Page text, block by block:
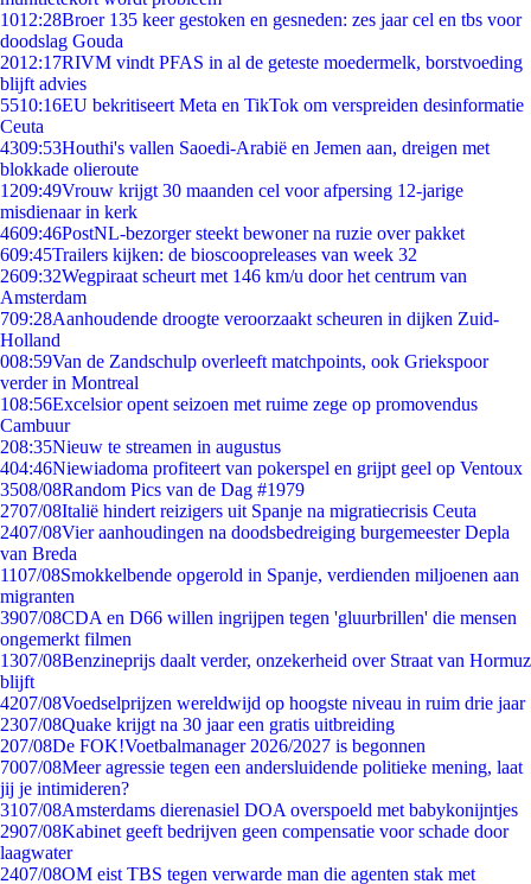
1012:28Broer 135 keer gestoken en gesneden: zes jaar cel en tbs voor
doodslag Gouda
2012:17RIVM vindt PFAS in al de geteste moedermelk, borstvoeding
blijft advies
5510:16EU bekritiseert Meta en TikTok om verspreiden desinformatie
Ceuta
4309:53Houthi's vallen Saoedi-Arabië en Jemen aan, dreigen met
blokkade olieroute
1209:49Vrouw krijgt 30 maanden cel voor afpersing 12-jarige
misdienaar in kerk
4609:46PostNL-bezorger steekt bewoner na ruzie over pakket
609:45Trailers kijken: de bioscoopreleases van week 32
2609:32Wegpiraat scheurt met 146 km/u door het centrum van
Amsterdam
709:28Aanhoudende droogte veroorzaakt scheuren in dijken Zuid-
Holland
008:59Van de Zandschulp overleeft matchpoints, ook Griekspoor
verder in Montreal
108:56Excelsior opent seizoen met ruime zege op promovendus
Cambuur
208:35Nieuw te streamen in augustus
404:46Niewiadoma profiteert van pokerspel en grijpt geel op Ventoux
3508/08Random Pics van de Dag #1979
2707/08Italië hindert reizigers uit Spanje na migratiecrisis Ceuta
2407/08Vier aanhoudingen na doodsbedreiging burgemeester Depla
van Breda
1107/08Smokkelbende opgerold in Spanje, verdienden miljoenen aan
migranten
3907/08CDA en D66 willen ingrijpen tegen 'gluurbrillen' die mensen
ongemerkt filmen
1307/08Benzineprijs daalt verder, onzekerheid over Straat van Hormuz
blijft
4207/08Voedselprijzen wereldwijd op hoogste niveau in ruim drie jaar
2307/08Quake krijgt na 30 jaar een gratis uitbreiding
207/08De FOK!Voetbalmanager 2026/2027 is begonnen
7007/08Meer agressie tegen een andersluidende politieke mening, laat
jij je intimideren?
3107/08Amsterdams dierenasiel DOA overspoeld met babykonijntjes
2907/08Kabinet geeft bedrijven geen compensatie voor schade door
laagwater
2407/08OM eist TBS tegen verwarde man die agenten stak met